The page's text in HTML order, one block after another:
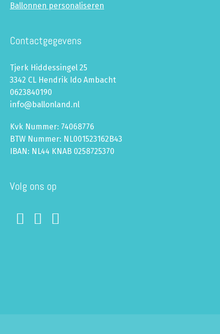
Ballonnen personaliseren
Contactgegevens
Tjerk Hiddessingel 25
3342 CL Hendrik Ido Ambacht
0623840190
info@ballonland.nl
Kvk Nummer: 74068776
BTW Nummer: NL001523162B43
IBAN: NL44 KNAB 0258725370
Volg ons op